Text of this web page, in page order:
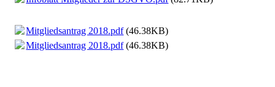
Mitgliedsantrag 2018.pdf(46.38KB)
Mitgliedsantrag 2018.pdf(46.38KB)